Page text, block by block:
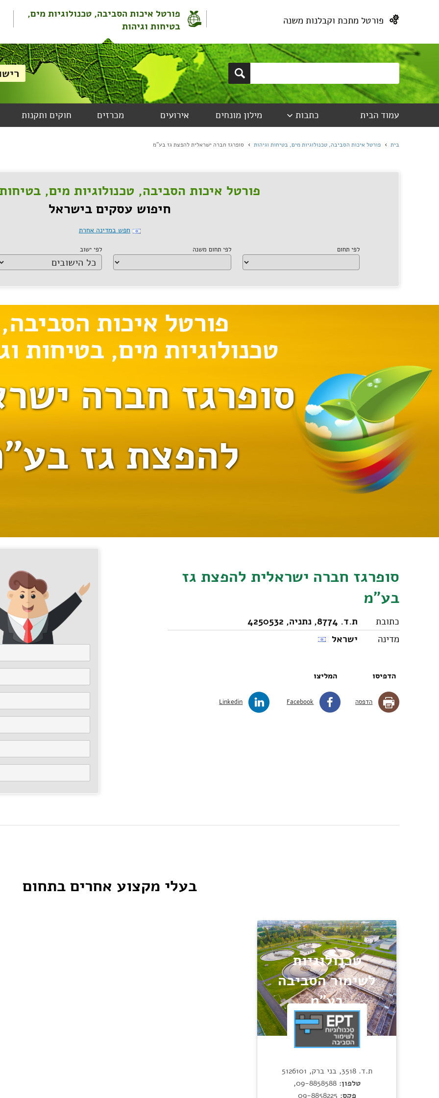
פורטל מתכת וקבלנות משנה
פורטל איכות הסביבה, טכנולוגיות מים,
בטיחות וגיהות
עמוד הבית כתבות מילון מונחים אירועים מכרזים חוקים ותקנות
בית פורטל איכות הסביבה, טכנולוגיות מים, בטיחות וגיהות סופרגז חברה ישראלית להפצת גז בע"מ
פורטל איכות הסביבה, טכנולוגיות מים,
חיפוש עסקים בישראל
חפש במדינה אחרת
לפי תחום לפי תחום משנה לפי ישוב
סופרגז חברה
להפצת גז
סופרגז חברה ישראלית להפצת גז
בע"מ
כתובת
ת.ד. 8774, נתניה, 4250532
מדינה
ישראל
הדפיסו
הדפסה
המליצו
Facebook
Linkedin
בעלי מקצוע אחרים בתחום
טכנולוגיות
לשימור הסביבה
בע"מ
ת.ד. 3518, בני ברק, 5126101
טלפון: 09-8858588
,
פקס: 09-8858225